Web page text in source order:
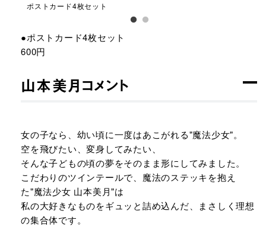
ポストカード4枚セット
●ポストカード4枚セット
600円
⼭本美⽉コメント
⼥の⼦なら、幼い頃に⼀度はあこがれる"魔法少⼥"。
空を⾶びたい、変⾝してみたい、
そんな⼦どもの頃の夢をそのまま形にしてみました。
こだわりのツインテールで、魔法のステッキを抱え
た"魔法少⼥ ⼭本美⽉"は
私の⼤好きなものをギュッと詰め込んだ、まさしく理想
の集合体です。